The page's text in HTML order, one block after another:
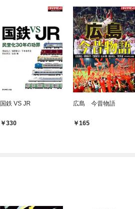
国鉄 VS JR
330
広島 今昔物語
165